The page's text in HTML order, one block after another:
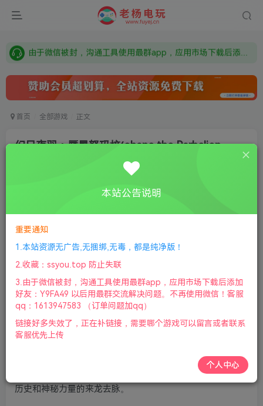
需要什么游戏请联系客服，若链接失效请联系客服，百度网盘边上的激活码也是解压密码
由于微信被封，沟通工具使用最群app，应用市场下载后添加好友：Y9FA49 以后用最群交流解决问题。不再使用微信！
首页 全部游戏 正文
幻日夜羽：蜃景努玛梓(ohane the Parhelion –
NUMAZU in the MIRAGE)
①下载安装教程
库下载 ④ DX修复下载
版本：v1.0.14|容量1.2GB|官方简体中文|支持键盘.鼠标.手
柄|2024年08月24号更新
游戏介绍
玩家需要完成各种任务和挑战，解开努玛梓大陆上的谜团和
秘密。这些任务可能涉及与NPC进行对话、收集物品、战斗
怪物或解谜。通过完成任务，玩家将逐渐揭开努玛梓大陆的
历史和神秘力量的来龙去脉。
本站公告说明
重要通知
1.本站资源无广告,无捆绑,无毒，都是纯净版！
2.收藏：ssyou.top 防止失联
3.由于微信被封，沟通工具使用最群app，应用市场下载后添加
好友：Y9FA49 以后用最群交流解决问题。不再使用微信！客服
qq：1613947583 （订单问题加qq）
链接好多失效了，正在补链接，需要哪个游戏可以留言或者联系
客服优先上传
个人中心